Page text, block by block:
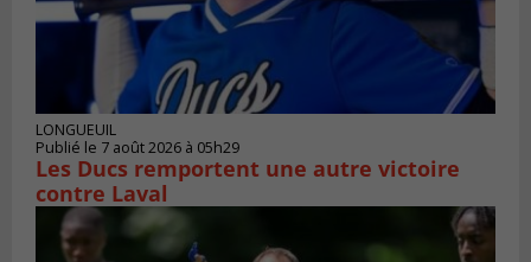
LONGUEUIL
Publié le 7 août 2026 à 05h29
Les Ducs remportent une autre victoire
contre Laval